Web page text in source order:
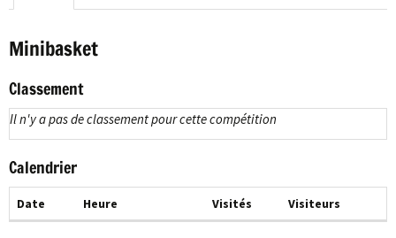
Minibasket
Classement
Il n'y a pas de classement pour cette compétition
Calendrier
Date Heure Visités Visiteurs